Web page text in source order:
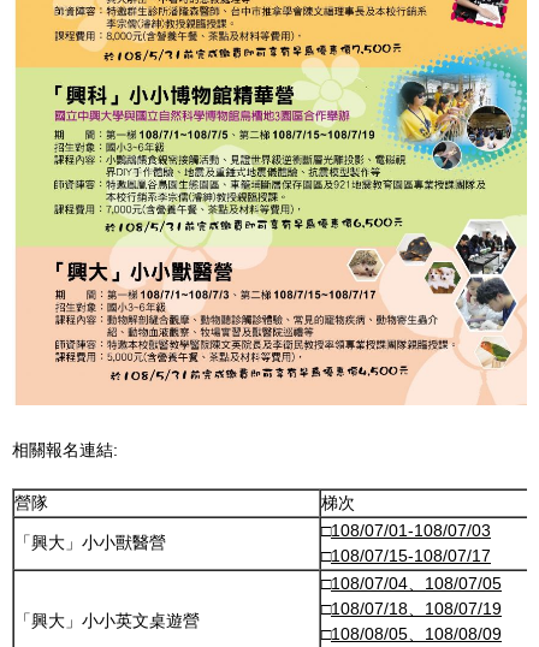
相關報名連結:
營隊 梯次
「興大」小小獸醫營
□108/07/01-108/07/03
□108/07/15-108/07/17
「興大」小小英文桌遊營
□108/07/04、108/07/05
□108/07/18、108/07/19
□108/08/05、108/08/09